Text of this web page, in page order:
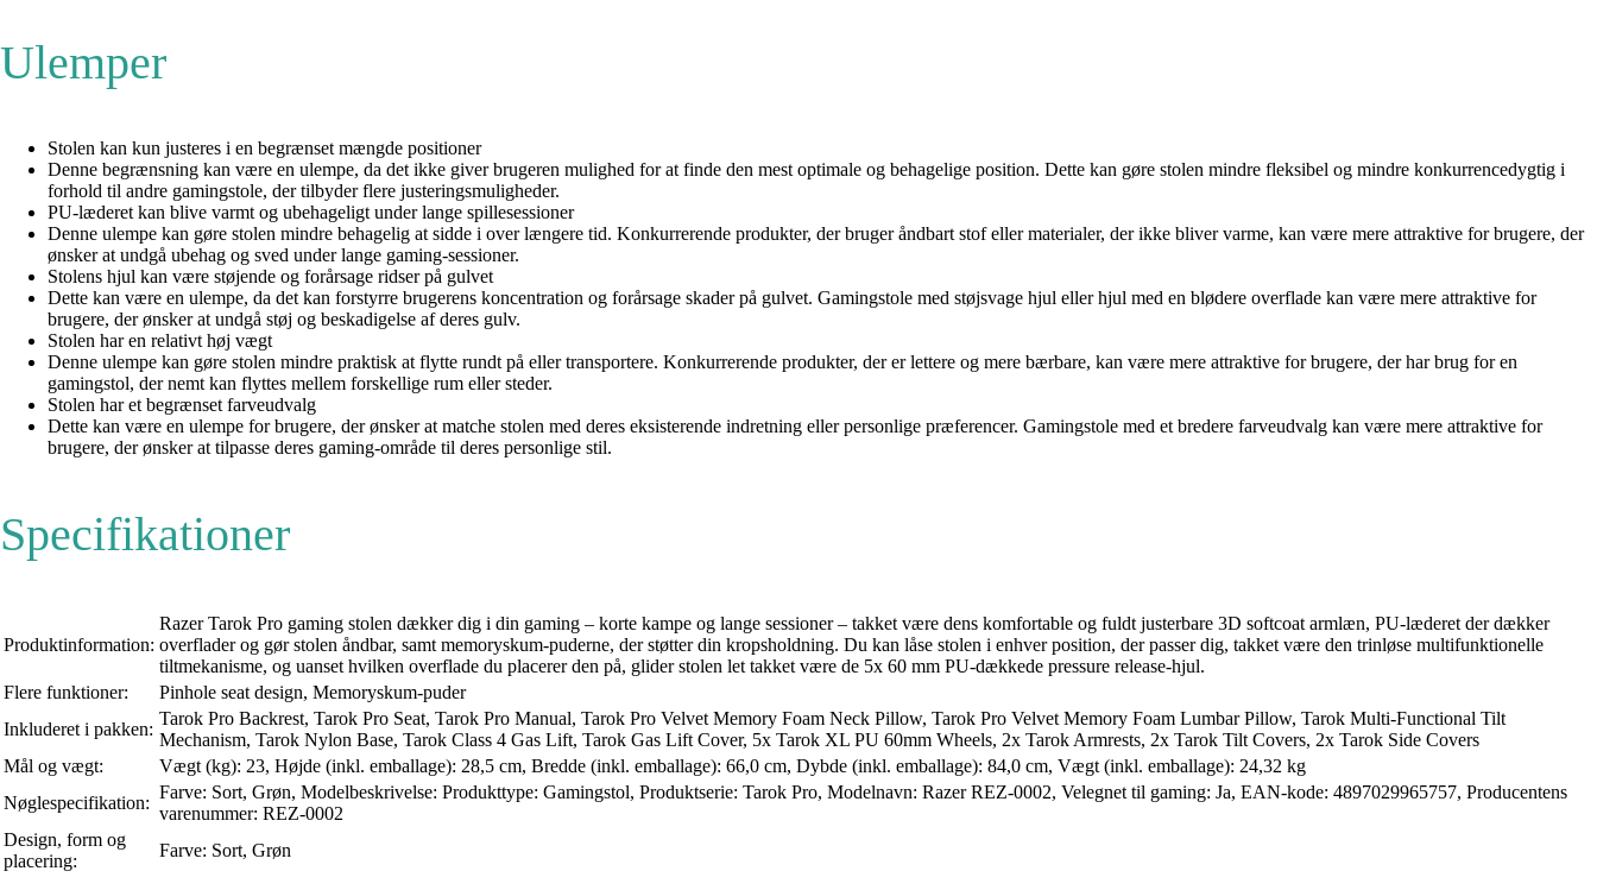
Ulemper
Stolen kan kun justeres i en begrænset mængde positioner
Denne begrænsning kan være en ulempe, da det ikke giver brugeren mulighed for at finde den mest optimale og behagelige position. Dette kan gøre stolen mindre fleksibel og mindre konkurrencedygtig i
forhold til andre gamingstole, der tilbyder flere justeringsmuligheder.
PU-læderet kan blive varmt og ubehageligt under lange spillesessioner
Denne ulempe kan gøre stolen mindre behagelig at sidde i over længere tid. Konkurrerende produkter, der bruger åndbart stof eller materialer, der ikke bliver varme, kan være mere attraktive for brugere, der
ønsker at undgå ubehag og sved under lange gaming-sessioner.
Stolens hjul kan være støjende og forårsage ridser på gulvet
Dette kan være en ulempe, da det kan forstyrre brugerens koncentration og forårsage skader på gulvet. Gamingstole med støjsvage hjul eller hjul med en blødere overflade kan være mere attraktive for
brugere, der ønsker at undgå støj og beskadigelse af deres gulv.
Stolen har en relativt høj vægt
Denne ulempe kan gøre stolen mindre praktisk at flytte rundt på eller transportere. Konkurrerende produkter, der er lettere og mere bærbare, kan være mere attraktive for brugere, der har brug for en
gamingstol, der nemt kan flyttes mellem forskellige rum eller steder.
Stolen har et begrænset farveudvalg
Dette kan være en ulempe for brugere, der ønsker at matche stolen med deres eksisterende indretning eller personlige præferencer. Gamingstole med et bredere farveudvalg kan være mere attraktive for
brugere, der ønsker at tilpasse deres gaming-område til deres personlige stil.
Specifikationer
Produktinformation:
Razer Tarok Pro gaming stolen dækker dig i din gaming – korte kampe og lange sessioner – takket være dens komfortable og fuldt justerbare 3D softcoat armlæn, PU-læderet der dækker
overflader og gør stolen åndbar, samt memoryskum-puderne, der støtter din kropsholdning. Du kan låse stolen i enhver position, der passer dig, takket være den trinløse multifunktionelle
tiltmekanisme, og uanset hvilken overflade du placerer den på, glider stolen let takket være de 5x 60 mm PU-dækkede pressure release-hjul.
Flere funktioner:
Pinhole seat design, Memoryskum-puder
Inkluderet i pakken:
Tarok Pro Backrest, Tarok Pro Seat, Tarok Pro Manual, Tarok Pro Velvet Memory Foam Neck Pillow, Tarok Pro Velvet Memory Foam Lumbar Pillow, Tarok Multi-Functional Tilt
Mechanism, Tarok Nylon Base, Tarok Class 4 Gas Lift, Tarok Gas Lift Cover, 5x Tarok XL PU 60mm Wheels, 2x Tarok Armrests, 2x Tarok Tilt Covers, 2x Tarok Side Covers
Mål og vægt:
Vægt (kg): 23, Højde (inkl. emballage): 28,5 cm, Bredde (inkl. emballage): 66,0 cm, Dybde (inkl. emballage): 84,0 cm, Vægt (inkl. emballage): 24,32 kg
Nøglespecifikation:
Farve: Sort, Grøn, Modelbeskrivelse: Produkttype: Gamingstol, Produktserie: Tarok Pro, Modelnavn: Razer REZ-0002, Velegnet til gaming: Ja, EAN-kode: 4897029965757, Producentens
varenummer: REZ-0002
Design, form og
placering:
Farve: Sort, Grøn